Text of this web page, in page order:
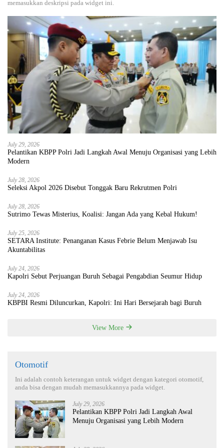
memasukkan deskripsi pada widget ini.
July 29, 2026
Pelantikan KBPP Polri Jadi Langkah Awal Menuju Organisasi yang Lebih
Modern
July 28, 2026
Seleksi Akpol 2026 Disebut Tonggak Baru Rekrutmen Polri
July 28, 2026
Sutrimo Tewas Misterius, Koalisi: Jangan Ada yang Kebal Hukum!
July 25, 2026
SETARA Institute: Penanganan Kasus Febrie Belum Menjawab Isu
Akuntabilitas
July 24, 2026
Kapolri Sebut Perjuangan Buruh Sebagai Pengabdian Seumur Hidup
July 24, 2026
KBPBI Resmi Diluncurkan, Kapolri: Ini Hari Bersejarah bagi Buruh
View More
Otomotif
Ini adalah contoh keterangan untuk widget dengan kategori otomotif,
anda bisa dengan mudah memasukkannya pada widget.
July 29, 2026
Pelantikan KBPP Polri Jadi Langkah Awal
Menuju Organisasi yang Lebih Modern